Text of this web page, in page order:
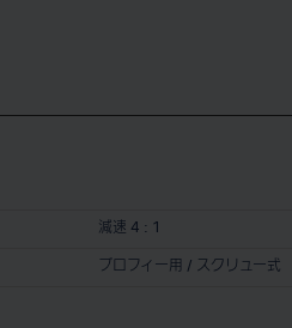
減速 4 : 1
プロフィー用 / スクリュー式